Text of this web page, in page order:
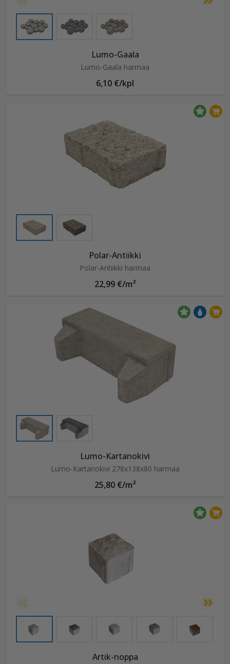
Lumo-Gaala
Lumo-Gaala harmaa
6,10 €/kpl
Polar-Antiikki
Polar-Antiikki harmaa
22,99 €/m²
Lumo-Kartanokivi
Lumo-Kartanokivi 278x138x80 harmaa
25,80 €/m²
Artik-noppa